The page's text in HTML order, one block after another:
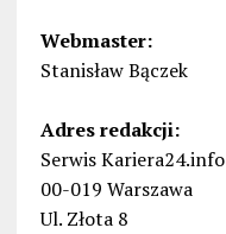
Webmaster:
Stanisław Bączek
Adres redakcji:
Serwis Kariera24.info
00-019 Warszawa
Ul. Złota 8